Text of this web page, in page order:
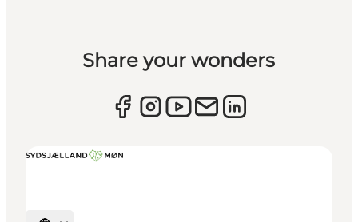
Share your wonders